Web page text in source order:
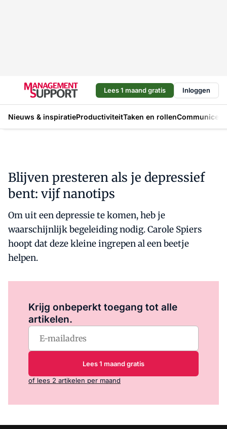
Lees 1 maand gratis Inloggen
Nieuws & inspiratieProductiviteitTaken en rollen
Blijven presteren als je depressief
bent: vijf nanotips
Om uit een depressie te komen, heb je
waarschijnlijk begeleiding nodig. Carole Spiers
hoopt dat deze kleine ingrepen al een beetje
helpen.
Krijg onbeperkt toegang tot alle
artikelen.
Lees 1 maand gratis
of lees 2 artikelen per maand